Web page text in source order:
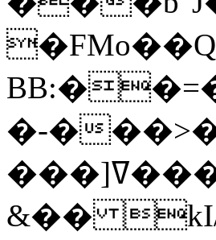
�-�
���]ߜ���W�w���<��[6H�Q�~w���"�W�E�p�؜�[�6j�
&�� kI/